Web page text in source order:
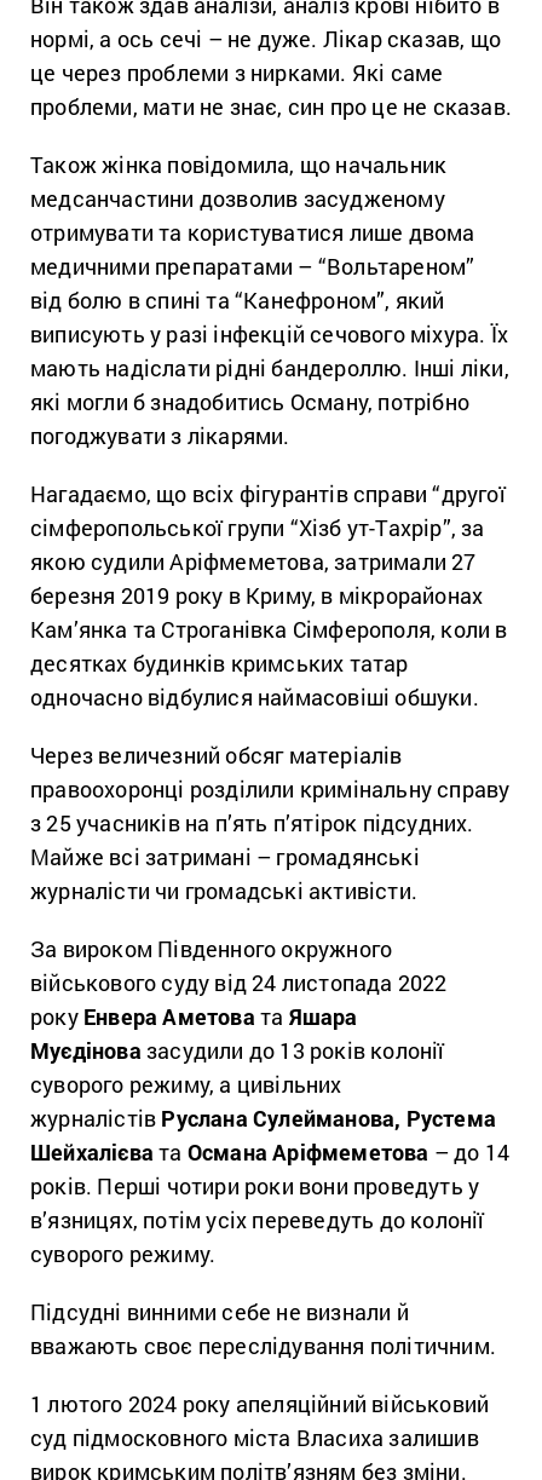
нормі, а ось сечі – не дуже. Лікар сказав, що
це через проблеми з нирками. Які саме
проблеми, мати не знає, син про це не сказав.
Також жінка повідомила, що начальник
медсанчастини дозволив засудженому
отримувати та користуватися лише двома
медичними препаратами – “Вольтареном”
від болю в спині та “Канефроном”, який
виписують у разі інфекцій сечового міхура. Їх
мають надіслати рідні бандероллю. Інші ліки,
які могли б знадобитись Осману, потрібно
погоджувати з лікарями.
Нагадаємо, що всіх фігурантів справи “другої
сімферопольської групи “Хізб ут-Тахрір”, за
якою судили Аріфмеметова, затримали 27
березня 2019 року в Криму, в мікрорайонах
Кам’янка та Строганівка Сімферополя, коли в
десятках будинків кримських татар
одночасно відбулися наймасовіші обшуки.
Через величезний обсяг матеріалів
правоохоронці розділили кримінальну справу
з 25 учасників на п’ять п’ятірок підсудних.
Майже всі затримані – громадянські
журналісти чи громадські активісти.
За вироком Південного окружного
військового суду від 24 листопада 2022
року Енвера Аметова та Яшара
Муєдінова засудили до 13 років колонії
суворого режиму, а цивільних
журналістів Руслана Сулейманова, Рустема
Шейхалієва та Османа Аріфмеметова – до 14
років. Перші чотири роки вони проведуть у
в’язницях, потім усіх переведуть до колонії
суворого режиму.
Підсудні винними себе не визнали й
вважають своє переслідування політичним.
1 лютого 2024 року апеляційний військовий
суд підмосковного міста Власиха залишив
вирок кримським політв’язням без зміни.